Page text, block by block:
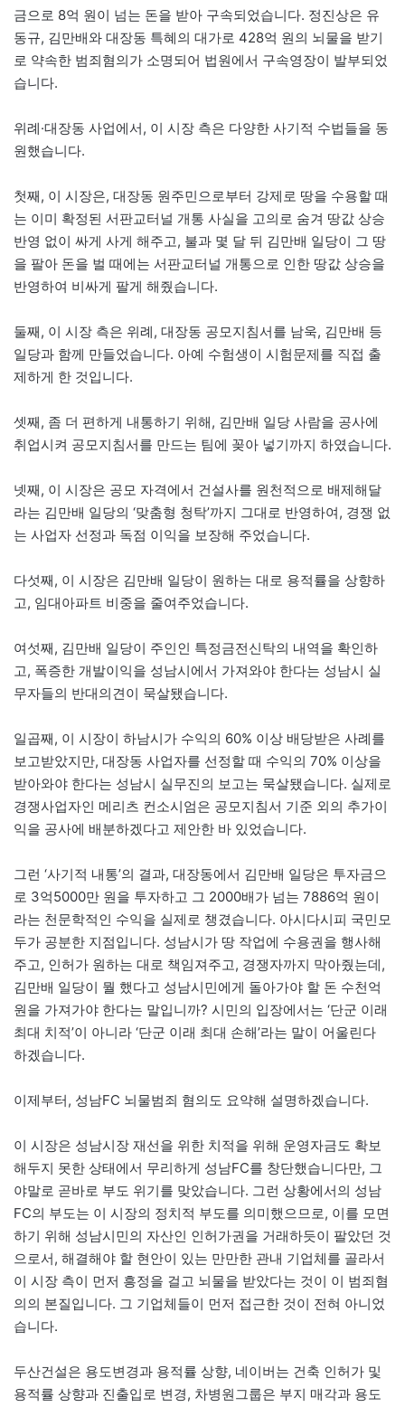
금으로 8억 원이 넘는 돈을 받아 구속되었습니다. 정진상은 유
동규, 김만배와 대장동 특혜의 대가로 428억 원의 뇌물을 받기
로 약속한 범죄혐의가 소명되어 법원에서 구속영장이 발부되었
습니다.
위례·대장동 사업에서, 이 시장 측은 다양한 사기적 수법들을 동
원했습니다.
첫째, 이 시장은, 대장동 원주민으로부터 강제로 땅을 수용할 때
는 이미 확정된 서판교터널 개통 사실을 고의로 숨겨 땅값 상승
반영 없이 싸게 사게 해주고, 불과 몇 달 뒤 김만배 일당이 그 땅
을 팔아 돈을 벌 때에는 서판교터널 개통으로 인한 땅값 상승을
반영하여 비싸게 팔게 해줬습니다.
둘째, 이 시장 측은 위례, 대장동 공모지침서를 남욱, 김만배 등
일당과 함께 만들었습니다. 아예 수험생이 시험문제를 직접 출
제하게 한 것입니다.
셋째, 좀 더 편하게 내통하기 위해, 김만배 일당 사람을 공사에
취업시켜 공모지침서를 만드는 팀에 꽂아 넣기까지 하였습니다.
넷째, 이 시장은 공모 자격에서 건설사를 원천적으로 배제해달
라는 김만배 일당의 ‘맞춤형 청탁’까지 그대로 반영하여, 경쟁 없
는 사업자 선정과 독점 이익을 보장해 주었습니다.
다섯째, 이 시장은 김만배 일당이 원하는 대로 용적률을 상향하
고, 임대아파트 비중을 줄여주었습니다.
여섯째, 김만배 일당이 주인인 특정금전신탁의 내역을 확인하
고, 폭증한 개발이익을 성남시에서 가져와야 한다는 성남시 실
무자들의 반대의견이 묵살됐습니다.
일곱째, 이 시장이 하남시가 수익의 60% 이상 배당받은 사례를
보고받았지만, 대장동 사업자를 선정할 때 수익의 70% 이상을
받아와야 한다는 성남시 실무진의 보고는 묵살됐습니다. 실제로
경쟁사업자인 메리츠 컨소시엄은 공모지침서 기준 외의 추가이
익을 공사에 배분하겠다고 제안한 바 있었습니다.
그런 ‘사기적 내통’의 결과, 대장동에서 김만배 일당은 투자금으
로 3억5000만 원을 투자하고 그 2000배가 넘는 7886억 원이
라는 천문학적인 수익을 실제로 챙겼습니다. 아시다시피 국민모
두가 공분한 지점입니다. 성남시가 땅 작업에 수용권을 행사해
주고, 인허가 원하는 대로 책임져주고, 경쟁자까지 막아줬는데,
김만배 일당이 뭘 했다고 성남시민에게 돌아가야 할 돈 수천억
원을 가져가야 한다는 말입니까? 시민의 입장에서는 ‘단군 이래
최대 치적’이 아니라 ‘단군 이래 최대 손해’라는 말이 어울린다
하겠습니다.
이제부터, 성남FC 뇌물범죄 혐의도 요약해 설명하겠습니다.
이 시장은 성남시장 재선을 위한 치적을 위해 운영자금도 확보
해두지 못한 상태에서 무리하게 성남FC를 창단했습니다만, 그
야말로 곧바로 부도 위기를 맞았습니다. 그런 상황에서의 성남
FC의 부도는 이 시장의 정치적 부도를 의미했으므로, 이를 모면
하기 위해 성남시민의 자산인 인허가권을 거래하듯이 팔았던 것
으로서, 해결해야 할 현안이 있는 만만한 관내 기업체를 골라서
이 시장 측이 먼저 흥정을 걸고 뇌물을 받았다는 것이 이 범죄혐
의의 본질입니다. 그 기업체들이 먼저 접근한 것이 전혀 아니었
습니다.
두산건설은 용도변경과 용적률 상향, 네이버는 건축 인허가 및
용적률 상향과 진출입로 변경, 차병원그룹은 부지 매각과 용도